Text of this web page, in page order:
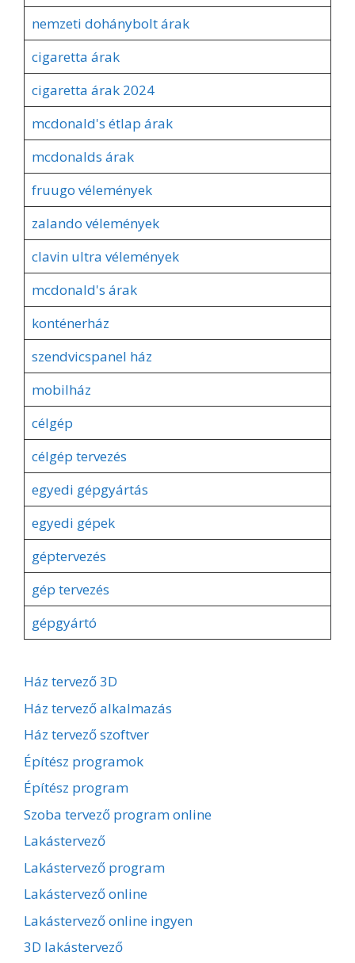
nemzeti dohánybolt árak
cigaretta árak
cigaretta árak 2024
mcdonald's étlap árak
mcdonalds árak
fruugo vélemények
zalando vélemények
clavin ultra vélemények
mcdonald's árak
konténerház
szendvicspanel ház
mobilház
célgép
célgép tervezés
egyedi gépgyártás
egyedi gépek
géptervezés
gép tervezés
gépgyártó
Ház tervező 3D
Ház tervező alkalmazás
Ház tervező szoftver
Építész programok
Építész program
Szoba tervező program online
Lakástervező
Lakástervező program
Lakástervező online
Lakástervező online ingyen
3D lakástervező